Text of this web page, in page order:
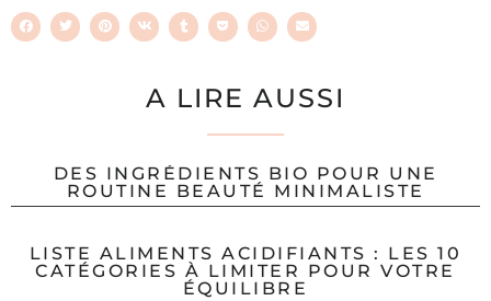
A LIRE AUSSI
DES INGRÉDIENTS BIO POUR UNE
ROUTINE BEAUTÉ MINIMALISTE
LISTE ALIMENTS ACIDIFIANTS : LES 10
CATÉGORIES À LIMITER POUR VOTRE
ÉQUILIBRE